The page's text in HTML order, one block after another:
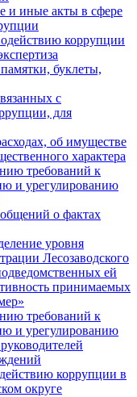
и иные акты в сфере
коррупции
буклеты,
с
для
об имуществе
характера
требований к
и урегулированию
о фактах
уровня
Лесозаводского
ей
принимаемых
требований к
и урегулированию
коррупции в
округе